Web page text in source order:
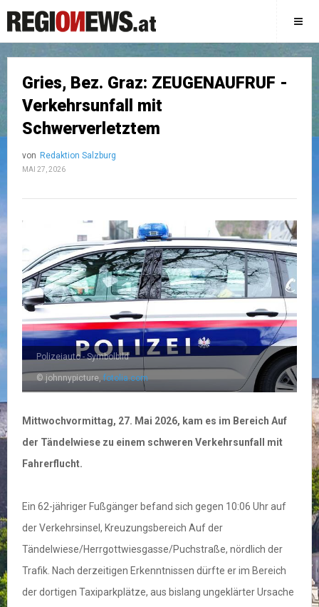
Gries, Bez. Graz: ZEUGENAUFRUF -
Verkehrsunfall mit
Schwerverletztem
von Redaktion Salzburg
MAI 27, 2026
Polizeiauto - Symbolbild
© johnnypicture,fotolia.com
Mittwochvormittag, 27. Mai 2026, kam es im Bereich Auf
der Tändelwiese zu einem schweren Verkehrsunfall mit
Fahrerflucht.
Ein 62-jähriger Fußgänger befand sich gegen 10:06 Uhr auf
der Verkehrsinsel, Kreuzungsbereich Auf der
Tändelwiese/Herrgottwiesgasse/Puchstraße, nördlich der
Trafik. Nach derzeitigen Erkenntnissen dürfte er im Bereich
der dortigen Taxiparkplätze, aus bislang ungeklärter Ursache